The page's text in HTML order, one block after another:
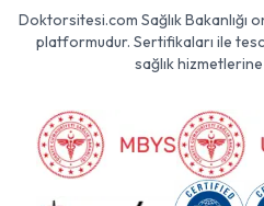
Doktorsitesi.com Sağlık Bakanlığı
platformudur. Sertifikaları ile
sağlık